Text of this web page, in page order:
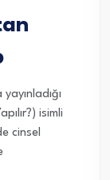
isimli
cinsel